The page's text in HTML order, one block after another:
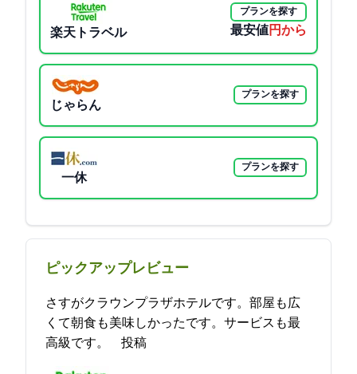
楽天トラベル
プランを探す
最安値3900円から
じゃらん
プランを探す
一休
プランを探す
ピックアップレビュー
さすがANAクラウンプラザホテルです。部屋も広
くて朝食も美味しかったです。サービスも最
高級です。 2021-11-13 16:51:06投稿